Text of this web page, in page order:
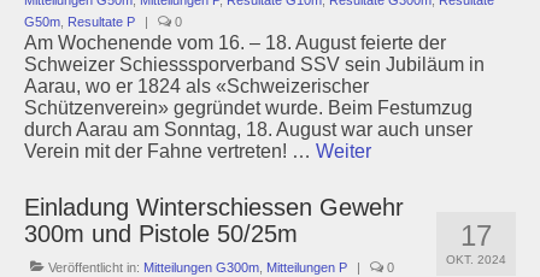
G50m Resultate P | 0
Am Wochenende vom 16. – 18. August feierte der
Schweizer Schiesssporverband SSV sein Jubiläum in
Aarau, wo er 1824 als «Schweizerischer
Schützenverein» gegründet wurde. Beim Festumzug
durch Aarau am Sonntag, 18. August war auch unser
Verein mit der Fahne vertreten! … Weiter
17
OKT. 2024
Einladung Winterschiessen Gewehr
300m und Pistole 50/25m
Veröffentlicht in: Mitteilungen G300m Mitteilungen P | 0